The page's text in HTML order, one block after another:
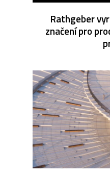
Rathgeber
značení pro